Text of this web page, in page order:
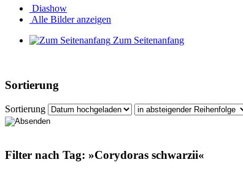
Diashow
Alle Bilder anzeigen
Zum Seitenanfang
Sortierung
Sortierung
Filter nach Tag: »Corydoras schwarzii«